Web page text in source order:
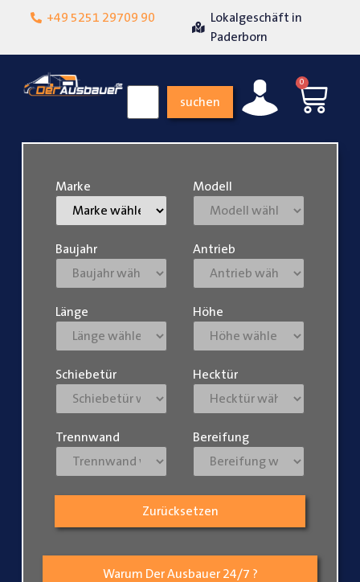
+49 5251 29709 90
Lokalgeschäft in
suchen
0
Warum Der Ausbauer 24/7 ?
Marke Modell
Baujahr Antrieb
Länge Höhe
Schiebetür Hecktür
Trennwand Bereifung
Zurücksetzen